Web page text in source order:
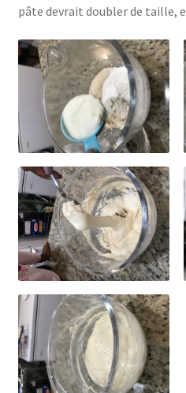
pâte devrait doubler de taille,